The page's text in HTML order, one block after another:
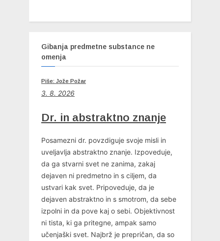
Gibanja predmetne substance ne
omenja
Piše: Jože Požar
3. 8. 2026
Dr. in abstraktno znanje
Posamezni dr. povzdiguje svoje misli in
uveljavlja abstraktno znanje. Izpoveduje,
da ga stvarni svet ne zanima, zakaj
dejaven ni predmetno in s ciljem, da
ustvari kak svet. Pripoveduje, da je
dejaven abstraktno in s smotrom, da sebe
izpolni in da pove kaj o sebi. Objektivnost
ni tista, ki ga pritegne, ampak samo
učenjaški svet. Najbrž je prepričan, da so